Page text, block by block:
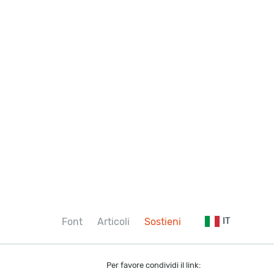
Font Articoli Sostieni IT
Per favore condividi il link: